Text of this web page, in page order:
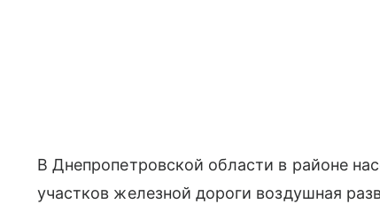
В Днепропетровской области в районе
участков железной дороги воздушная